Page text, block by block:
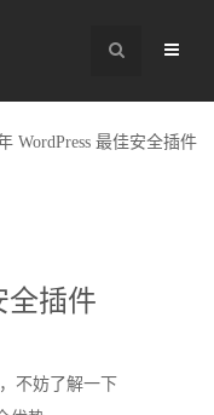
WordPress 最佳安全插件
全插件
不妨了解一下